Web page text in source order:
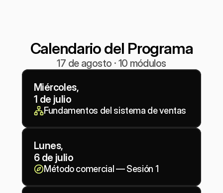
Calendario del Programa
17 de agosto · 10 módulos
Miércoles,
1 de julio
Fundamentos del sistema de ventas
Lunes,
6 de julio
Método comercial — Sesión 1